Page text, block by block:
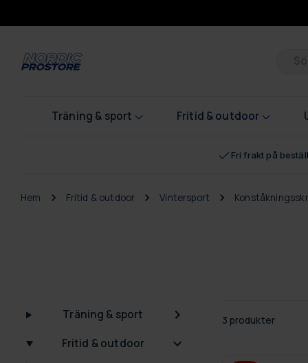
Träning & sport Fritid & outdoor
Fri frakt på
Hem Fritid & outdoor Vintersport
Träning & sport
Fritid & outdoor
3 produkter